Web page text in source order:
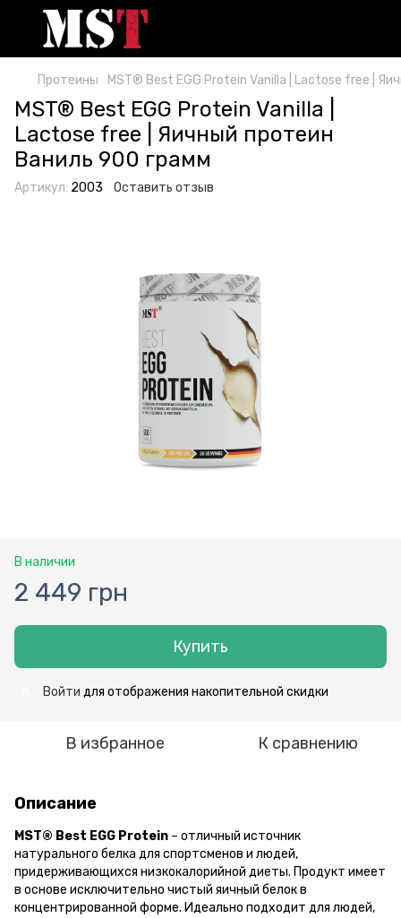
Протеины MST® Best EGG Protein Vanilla | Lactose free |
MST® Best EGG Protein Vanilla |
Lactose free | Яичный протеин
Ваниль 900 грамм
Артикул: 2003 Оставить отзыв
В наличии
2 449 грн
Купить
Войти для отображения накопительной скидки
В избранное К сравнению
Описание
MST® Best EGG Protein – отличный источник
натурального белка для спортсменов и людей,
придерживающихся низкокалорийной диеты. Продукт имеет
в основе исключительно чистый яичный белок в
концентрированной форме. Идеально подходит для людей,